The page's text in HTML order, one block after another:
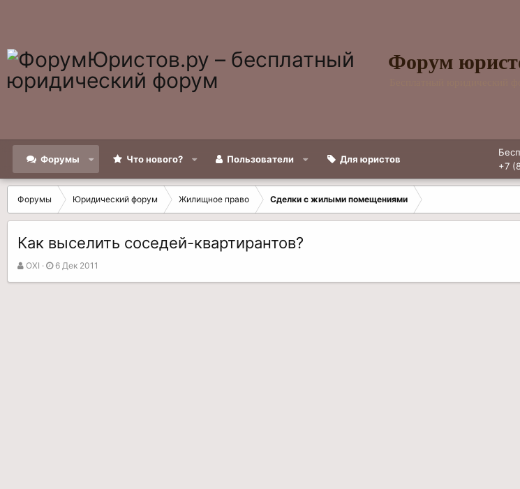
Форум
Форумы Что нового? Пользователи Для юристов
+7
Форумы Юридический форум Жилищное право Сделки с жилыми помещениями
Как выселить соседей-квартирантов?
А
OXI
Д
6 Дек 2011